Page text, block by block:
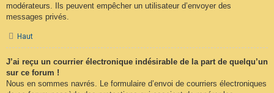
modérateurs. Ils peuvent empêcher un utilisateur d’envoyer des
messages privés.
Haut
J’ai reçu un courrier électronique indésirable de la part de quelqu’un
sur ce forum !
Nous en sommes navrés. Le formulaire d’envoi de courriers électroniques